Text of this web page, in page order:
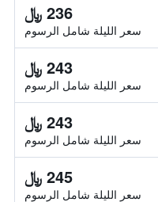
236 ﷼
سعر الليلة شامل الرسوم
243 ﷼
سعر الليلة شامل الرسوم
243 ﷼
سعر الليلة شامل الرسوم
245 ﷼
سعر الليلة شامل الرسوم